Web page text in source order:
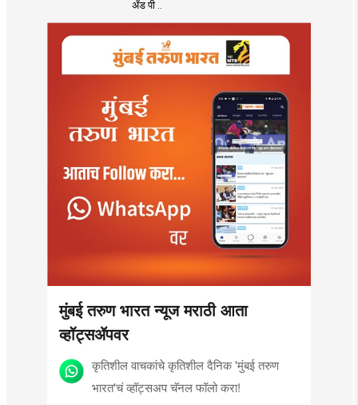
अँड पी ..
मुंबई तरुण भारत न्यूज मराठी आता
व्हॉट्सॲपवर
कृतिशील वाचकांचे कृतिशील दैनिक 'मुंबई तरुण
भारत'चं व्हॉट्सअप चॅनल फॉलो करा!